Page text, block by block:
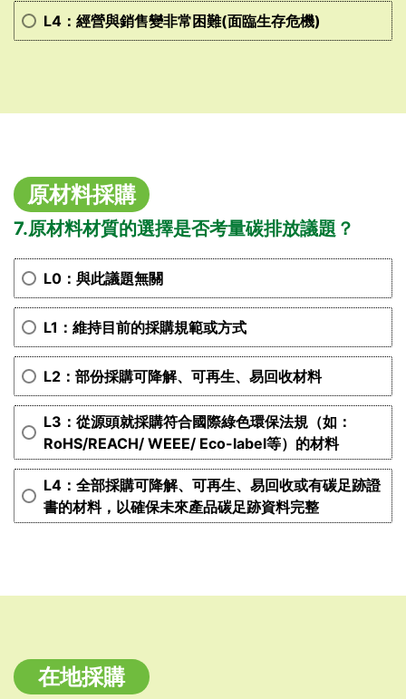
L4：經營與銷售變非常困難(面臨生存危機)
原材料採購
7.原材料材質的選擇是否考量碳排放議題？
L0：與此議題無關
L1：維持目前的採購規範或方式
L2：部份採購可降解、可再生、易回收材料
L3：從源頭就採購符合國際綠色環保法規（如：
RoHS/REACH/ WEEE/ Eco-label等）的材料
L4：全部採購可降解、可再生、易回收或有碳足跡證
書的材料，以確保未來產品碳足跡資料完整
在地採購